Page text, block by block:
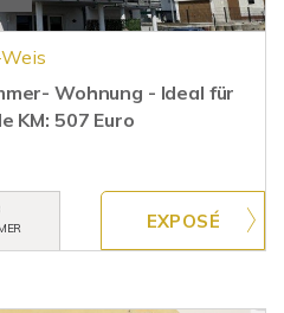
Wohnung - Ideal für
KM: 507 Euro